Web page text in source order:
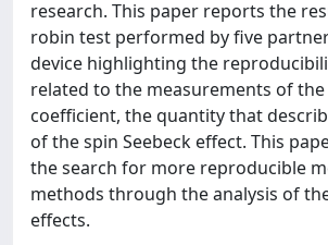
research. This paper reports the
robin test performed by five
device highlighting the
related to the measurements of the
coefficient, the quantity that
of the spin Seebeck effect. This
the search for more reproducible
methods through the analysis of
effects.